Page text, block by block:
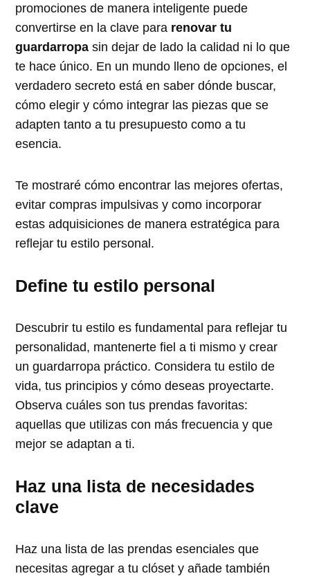
promociones de manera inteligente puede
convertirse en la clave para renovar tu
guardarropa sin dejar de lado la calidad ni lo que
te hace único. En un mundo lleno de opciones, el
verdadero secreto está en saber dónde buscar,
cómo elegir y cómo integrar las piezas que se
adapten tanto a tu presupuesto como a tu
esencia.
Te mostraré cómo encontrar las mejores ofertas,
evitar compras impulsivas y como incorporar
estas adquisiciones de manera estratégica para
reflejar tu estilo personal.
Define tu estilo personal
Descubrir tu estilo es fundamental para reflejar tu
personalidad, mantenerte fiel a ti mismo y crear
un guardarropa práctico. Considera tu estilo de
vida, tus principios y cómo deseas proyectarte.
Observa cuáles son tus prendas favoritas:
aquellas que utilizas con más frecuencia y que
mejor se adaptan a ti.
Haz una lista de necesidades
clave
Haz una lista de las prendas esenciales que
necesitas agregar a tu clóset y añade también